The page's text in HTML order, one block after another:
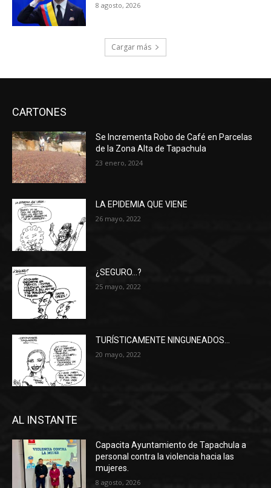
8 agosto, 2026
Cargar más
CARTONES
Se Incrementa Robo de Café en Parcelas
de la Zona Alta de Tapachula
23 enero, 2024
LA EPIDEMIA QUE VIENE
26 mayo, 2022
¿SEGURO…?
25 mayo, 2022
TURÍSTICAMENTE NINGUNEADOS…
20 mayo, 2022
AL INSTANTE
Capacita Ayuntamiento de Tapachula a
personal contra la violencia hacia las
mujeres.
8 agosto, 2026